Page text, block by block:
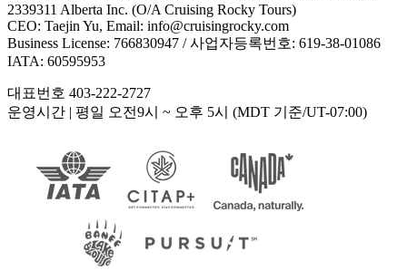
2339311 Alberta Inc. (O/A Cruising Rocky Tours)
CEO: Taejin Yu, Email: info@cruisingrocky.com
Business License: 766830947 / 사업자등록번호: 619-38-01086
IATA: 60595953
대표번호 403-222-2727
운영시간 | 평일 오전9시 ~ 오후 5시 (MDT 기준/UT-07:00)